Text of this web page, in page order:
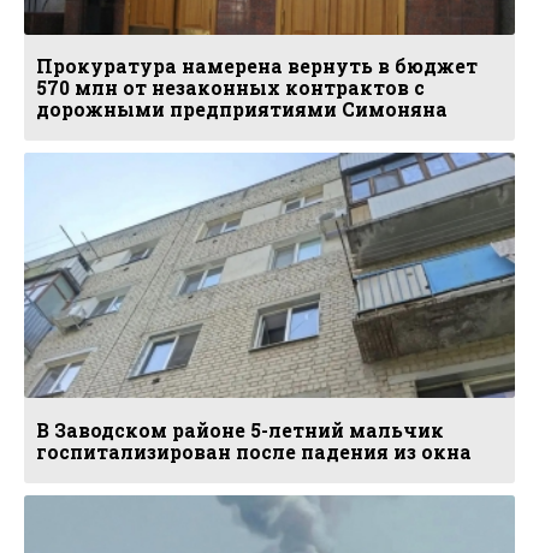
Прокуратура намерена вернуть в бюджет
570 млн от незаконных контрактов с
дорожными предприятиями Симоняна
В Заводском районе 5-летний мальчик
госпитализирован после падения из окна